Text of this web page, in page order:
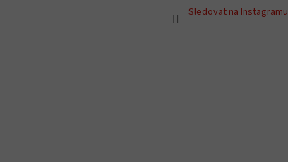
Sledovat na Instagramu